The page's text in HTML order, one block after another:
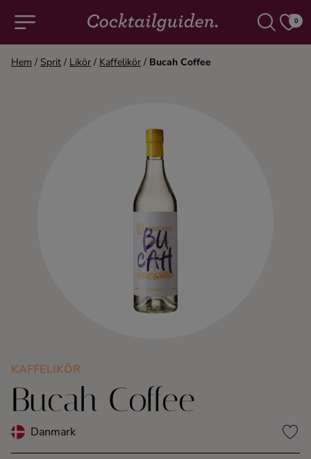
0
Alla cocktails & drinkar
Konjak
Likör
Hem / Sprit / Likör / Kaffelikör / Bucah Coffee
KAFFELIKÖR
Bucah Coffee
Danmark